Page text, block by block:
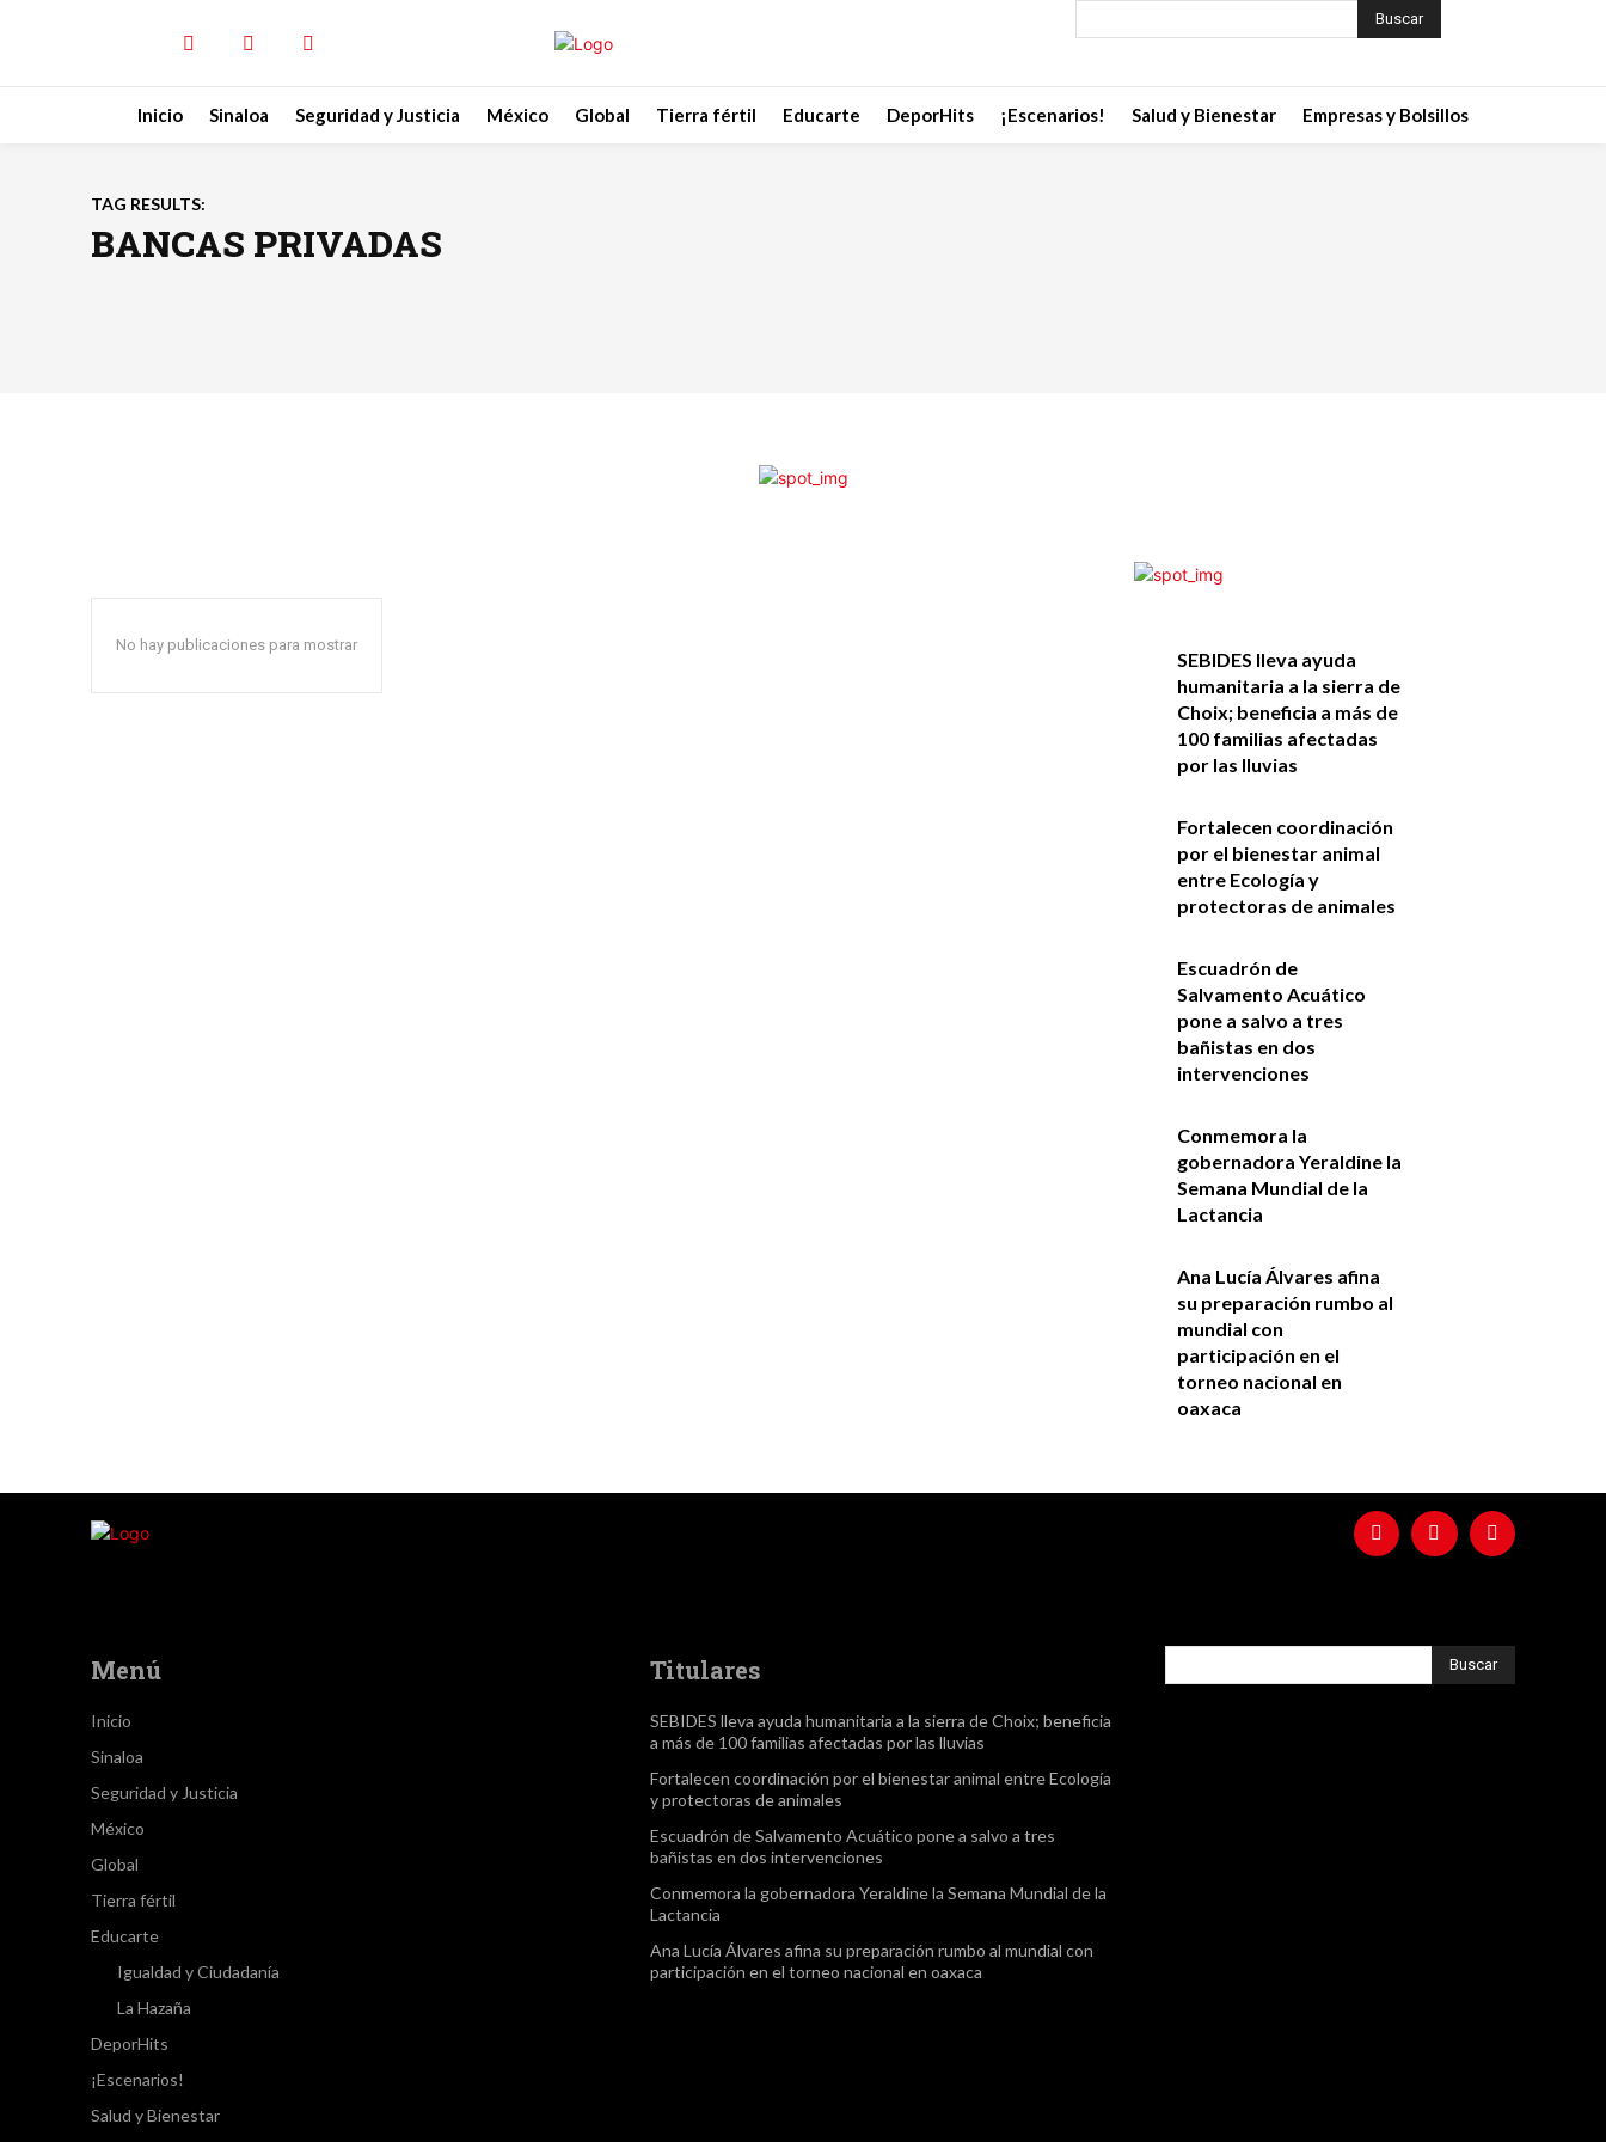
Buscar
Inicio Sinaloa Seguridad y Justicia México Global Tierra fértil Educarte DeporHits ¡Escenarios! Salud y Bienestar Empresas y Bolsillos
TAG RESULTS:
BANCAS PRIVADAS
No hay publicaciones para mostrar
SEBIDES lleva ayuda
humanitaria a la sierra de
Choix; beneficia a más de
100 familias afectadas
por las lluvias
Fortalecen coordinación
por el bienestar animal
entre Ecología y
protectoras de animales
Escuadrón de
Salvamento Acuático
pone a salvo a tres
bañistas en dos
intervenciones
Conmemora la
gobernadora Yeraldine la
Semana Mundial de la
Lactancia
Ana Lucía Álvares afina
su preparación rumbo al
mundial con
participación en el
torneo nacional en
oaxaca
Menú
Inicio
Sinaloa
Seguridad y Justicia
México
Global
Tierra fértil
Educarte
Igualdad y Ciudadanía
La Hazaña
DeporHits
¡Escenarios!
Salud y Bienestar
Titulares
SEBIDES lleva ayuda humanitaria a la sierra de Choix; beneficia
a más de 100 familias afectadas por las lluvias
Fortalecen coordinación por el bienestar animal entre Ecología
y protectoras de animales
Escuadrón de Salvamento Acuático pone a salvo a tres
bañistas en dos intervenciones
Conmemora la gobernadora Yeraldine la Semana Mundial de la
Lactancia
Ana Lucía Álvares afina su preparación rumbo al mundial con
participación en el torneo nacional en oaxaca
Buscar